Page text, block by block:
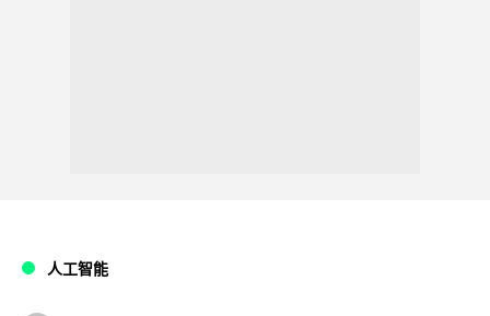
人工智能